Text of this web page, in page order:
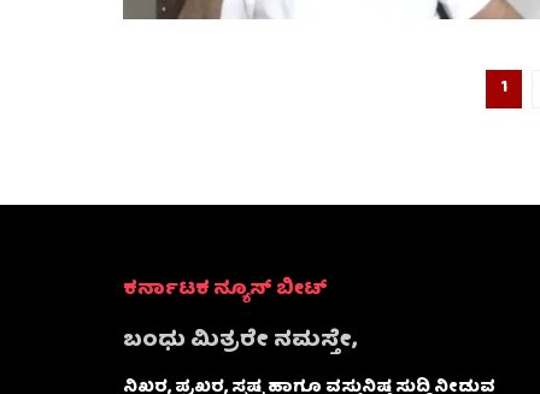
1
ಕರ್ನಾಟಕ ನ್ಯೂಸ್ ಬೀಟ್
ಬಂಧು ಮಿತ್ರರೇ ನಮಸ್ತೇ,
ನಿಖರ, ಪ್ರಖರ, ಸ್ಪಷ್ಟ ಹಾಗೂ ವಸ್ತುನಿಷ್ಠ ಸುದ್ದಿ ನೀಡುವ